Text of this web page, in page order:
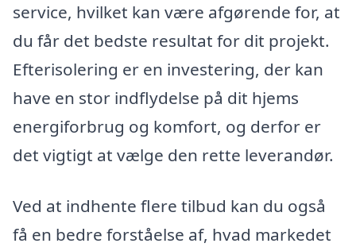
service, hvilket kan være afgørende for, at
du får det bedste resultat for dit projekt.
Efterisolering er en investering, der kan
have en stor indflydelse på dit hjems
energiforbrug og komfort, og derfor er
det vigtigt at vælge den rette leverandør.
Ved at indhente flere tilbud kan du også
få en bedre forståelse af, hvad markedet